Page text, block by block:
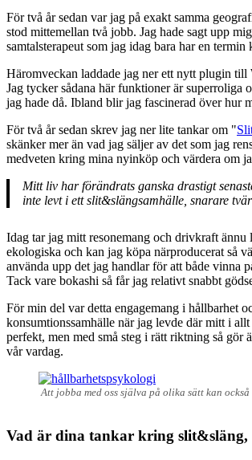
För två år sedan var jag på exakt samma
stod mittemellan två jobb. Jag hade sagt upp
samtalsterapeut som jag idag bara har en
Häromveckan laddade jag ner ett nytt plugin till
Jag tycker sådana här funktioner är superroliga
jag hade då. Ibland blir jag fascinerad över hur
För två år sedan skrev jag ner lite tankar om "
skänker mer än vad jag säljer av det som jag
medveten kring mina nyinköp och värdera om
Mitt liv har förändrats ganska drastigt
inte levt i ett slit&slängsamhälle, snarare
Idag tar jag mitt resonemang och drivkraft
ekologiska och kan jag köpa närproducerat så
använda upp det jag handlar för att både vinna
Tack vare bokashi så får jag relativt snabbt
För min del var detta engagemang i hållbarhet
konsumtionssamhälle när jag levde där mitt i
perfekt, men med små steg i rätt riktning så
vår vardag.
Att jobba med oss själva på olika sätt kan
Vad är dina tankar kring